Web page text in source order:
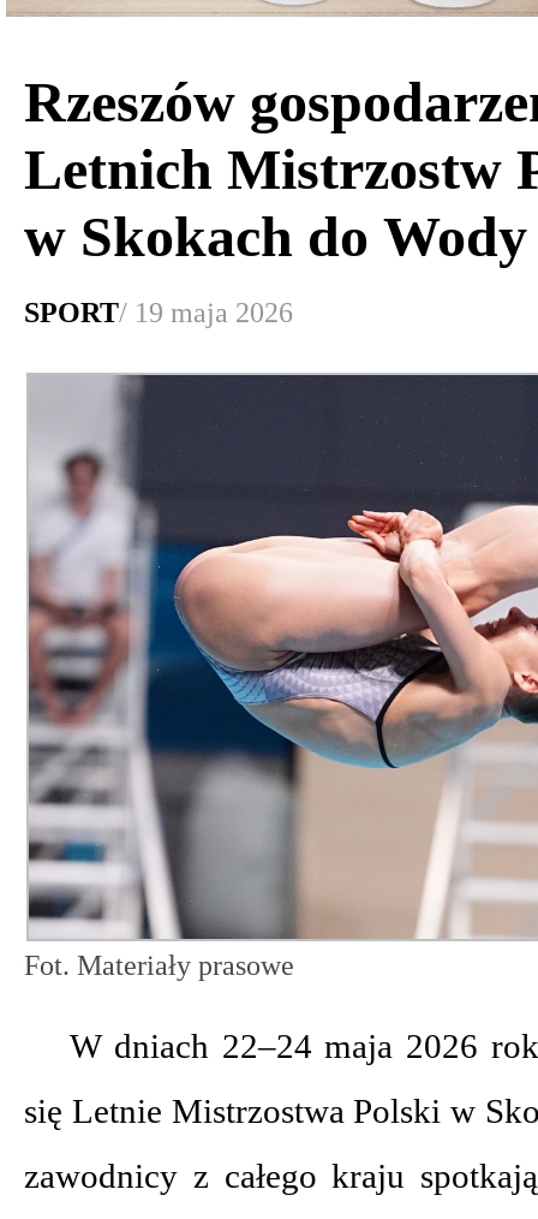
Rzeszów
Letnich Mistrzostw
w Skokach do Wody
SPORT/ 19 maja 2026
Fot. Materiały prasowe
W dniach 22–24 maja 2026
się Letnie Mistrzostwa Polski w
zawodnicy z całego kraju